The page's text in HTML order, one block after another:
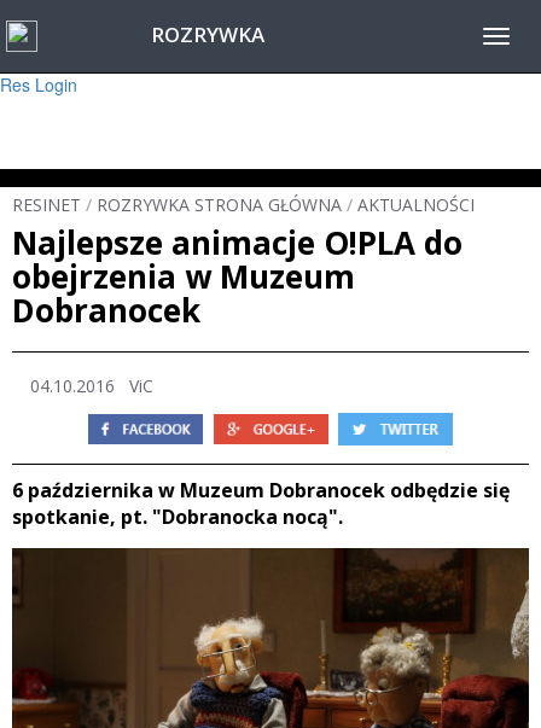
Warning
: session_start(): Failed to read session data: user (path: ) in
Res Login
ROZRYWKA
RESINET / ROZRYWKA STRONA GŁÓWNA / AKTUALNOŚCI
Najlepsze animacje O!PLA do
obejrzenia w Muzeum
Dobranocek
04.10.2016 ViC
6 października w Muzeum Dobranocek odbędzie się
spotkanie, pt. "Dobranocka nocą".